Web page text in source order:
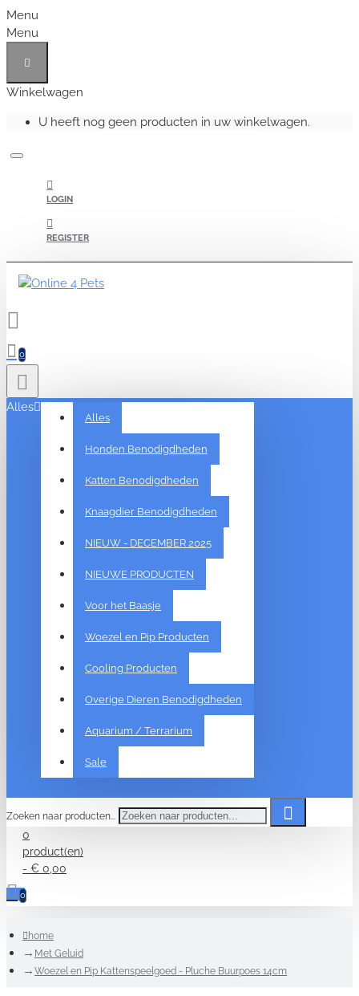
Menu
Menu
Winkelwagen
U heeft nog geen producten in uw winkelwagen.
LOGIN
REGISTER
0
Alles
Alles
Honden Benodigdheden
Katten Benodigdheden
Knaagdier Benodigdheden
NIEUW - DECEMBER 2025
NIEUWE PRODUCTEN
Voor het Baasje
Woezel en Pip Producten
Cooling Producten
Overige Dieren Benodigdheden
Aquarium / Terrarium
Sale
Zoeken naar producten...
0
product(en)
- € 0,00
0
home
Met Geluid
Woezel en Pip Kattenspeelgoed - Pluche Buurpoes 14cm